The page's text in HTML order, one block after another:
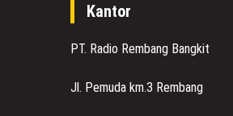
Kantor
PT. Radio Rembang Bangkit
Jl. Pemuda km.3 Rembang